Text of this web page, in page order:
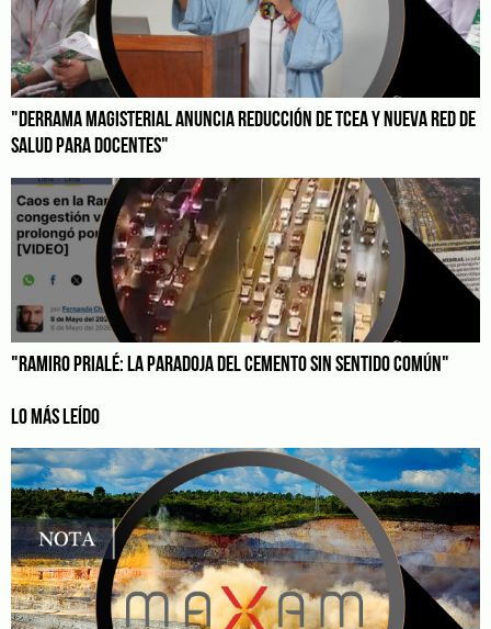
"DERRAMA MAGISTERIAL ANUNCIA REDUCCIÓN DE TCEA Y NUEVA RED DE
SALUD PARA DOCENTES"
"RAMIRO PRIALÉ: LA PARADOJA DEL CEMENTO SIN SENTIDO COMÚN"
LO MÁS LEÍDO